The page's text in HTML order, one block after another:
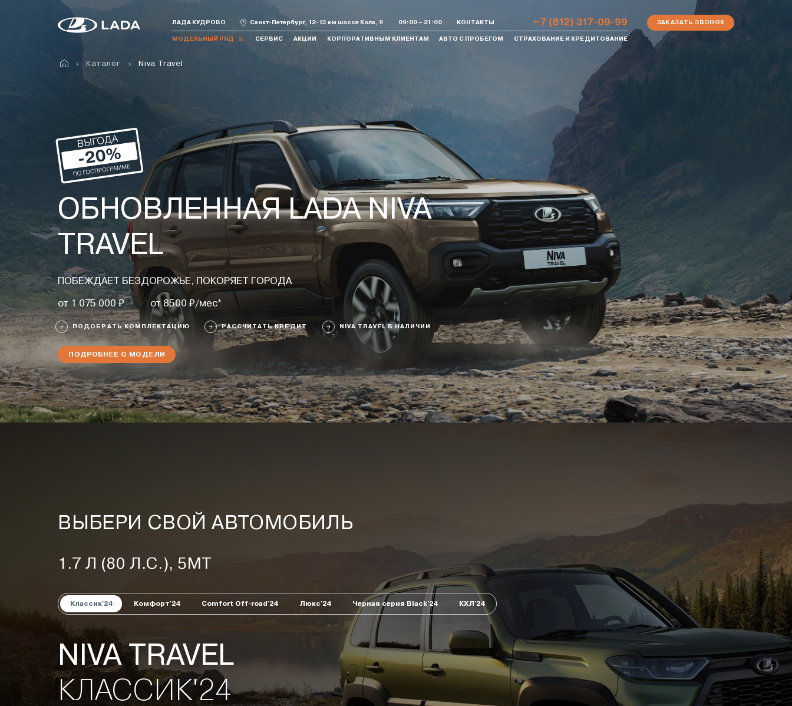
ЛАДА КУДРОВО Санкт-Петербург, 12-13 км шоссе Кола, 9 09:00 – 21:00 КОНТАКТЫ +7 (812) 317-09-99
МОДЕЛЬНЫЙ РЯД
Все модели
СЕРВИС АКЦИИ КОРПОРАТИВНЫМ КЛИЕНТАМ АВТО С ПРОБЕГОМ СТРАХОВАНИЕ И КРЕДИТОВАНИЕ
ЗАКАЗАТЬ ЗВОНОК
Каталог Niva Travel
ОБНОВЛЕННАЯ LADA NIVA
TRAVEL
ПОБЕЖДАЕТ БЕЗДОРОЖЬЕ, ПОКОРЯЕТ ГОРОДА
от 1 075 000 ₽ от 8500 ₽/мес*
ПОДОБРАТЬ КОМПЛЕКТАЦИЮ РАССЧИТАТЬ КРЕДИТ NIVA TRAVEL В НАЛИЧИИ
ПОДРОБНЕЕ О МОДЕЛИ
ВЫБЕРИ СВОЙ АВТОМОБИЛЬ
1.7 Л (80 Л.С.), 5МТ
Классик'24 Комфорт'24 Comfort Off-road'24 Люкс'24 Черная серия Black'24 КХЛ'24
NIVA TRAVEL
КЛАССИК'24